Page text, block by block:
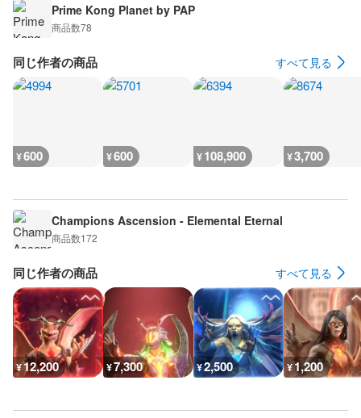
Prime Kong Planet by PAP
商品数78
同じ作者の商品 すべて見る
¥600 ¥600 ¥108,900 ¥3,700
Champions Ascension - Elemental Eternal
商品数172
同じ作者の商品 すべて見る
¥12,200 ¥7,300 ¥2,500 ¥1,200